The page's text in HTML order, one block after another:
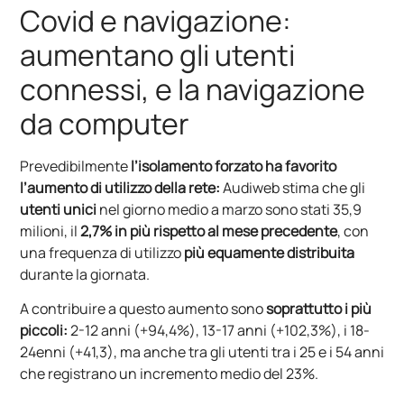
Covid e navigazione:
aumentano gli utenti
connessi, e la navigazione
da computer
Prevedibilmentel’isolamento forzato ha favorito
l’aumento di utilizzo della rete:Audiweb stima che gli
utenti unicinel giorno medio a marzo sono stati 35,9
milioni, il2,7% in più rispetto al mese precedente, con
una frequenza di utilizzopiù equamente distribuita
durante la giornata.
A contribuire a questo aumento sonosoprattutto i più
piccoli:2-12 anni (+94,4%), 13-17 anni (+102,3%), i 18-
24enni (+41,3), ma anche tra gli utenti tra i 25 e i 54 anni
che registrano un incremento medio del 23%.